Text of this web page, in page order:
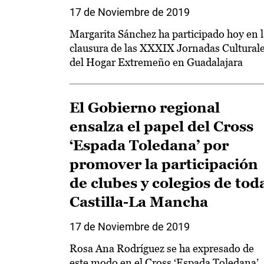
17 de Noviembre de 2019
Margarita Sánchez ha participado hoy en
clausura de las XXXIX Jornadas
del Hogar Extremeño en Guadalajara
El Gobierno regional
ensalza el papel del Cross
‘Espada Toledana’ por
promover la participación
de clubes y colegios de
Castilla-La Mancha
17 de Noviembre de 2019
Rosa Ana Rodríguez se ha expresado de